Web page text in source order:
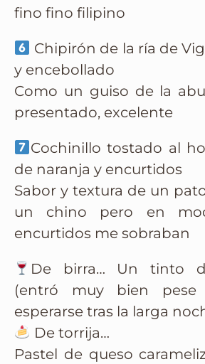
fino fino filipino
Chipirón de la ría de
y encebollado
Como un guiso de la
presentado, excelente
Cochinillo tostado al
de naranja y encurtidos
Sabor y textura de un
un chino pero en
encurtidos me sobraban
De birra… Un tinto
(entró muy bien
esperarse tras la larga
De torrija…
Pastel de queso